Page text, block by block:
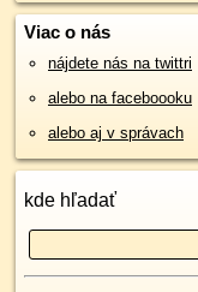
Viac o nás
nájdete nás na twittri
alebo na faceboooku
alebo aj v správach
kde hľadať